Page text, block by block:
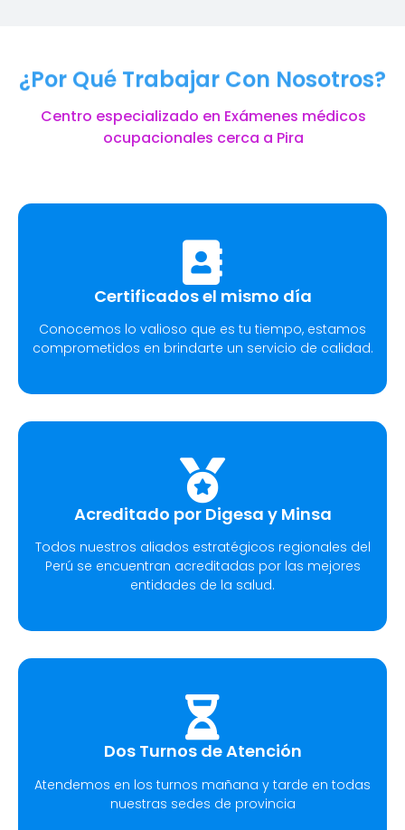
¿Por Qué Trabajar Con Nosotros?
Centro especializado en Exámenes médicos
ocupacionales cerca a Pira
Certificados el mismo día
Conocemos lo valioso que es tu tiempo, estamos
comprometidos en brindarte un servicio de calidad.
Acreditado por Digesa y Minsa
Todos nuestros aliados estratégicos regionales del
Perú se encuentran acreditadas por las mejores
entidades de la salud.
Dos Turnos de Atención
Atendemos en los turnos mañana y tarde en todas
nuestras sedes de provincia